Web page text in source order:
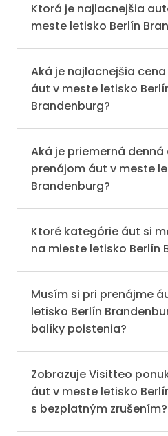
Ktorá je najlacnejšia
meste letisko Berlín
Aká je najlacnejšia
áut v meste letisko
Brandenburg?
Aká je priemerná denná
prenájom áut v meste
Brandenburg?
Ktoré kategórie áut si
na mieste letisko Berlín
Musím si pri prenájme
letisko Berlín
balíky poistenia?
Zobrazuje Visitteo
áut v meste letisko
s bezplatným zrušením?